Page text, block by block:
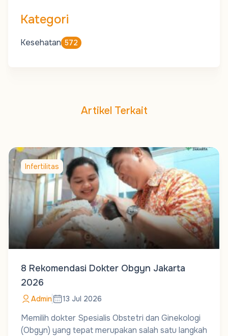
Kategori
Kesehatan 572
Artikel Terkait
Infertilitas
8 Rekomendasi Dokter Obgyn Jakarta
2026
Admin 13 Jul 2026
Memilih dokter Spesialis Obstetri dan Ginekologi
(Obgyn) yang tepat merupakan salah satu langkah